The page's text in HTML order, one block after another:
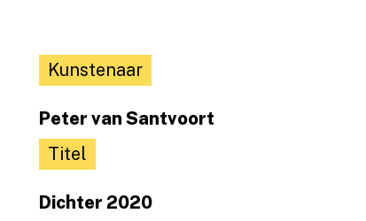
Kunstenaar
Peter van Santvoort
Titel
Dichter 2020